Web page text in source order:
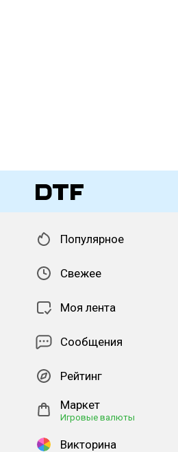
Популярное
Свежее
Моя лента
Сообщения
Рейтинг
Маркет
Игровые валюты
Викторина